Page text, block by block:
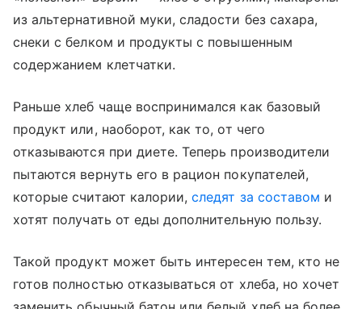
из альтернативной муки, сладости без сахара,
снеки с белком и продукты с повышенным
содержанием клетчатки.
Раньше хлеб чаще воспринимался как базовый
продукт или, наоборот, как то, от чего
отказываются при диете. Теперь производители
пытаются вернуть его в рацион покупателей,
которые считают калории,следят за составом и
хотят получать от еды дополнительную пользу.
Такой продукт может быть интересен тем, кто не
готов полностью отказываться от хлеба, но хочет